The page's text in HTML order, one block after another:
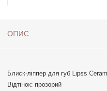
ОПИС
Блиск-ліппер для губ Lipss
Відтінок: прозорий